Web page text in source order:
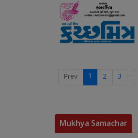
Prev 1 2 3 …
Mukhya Samachar